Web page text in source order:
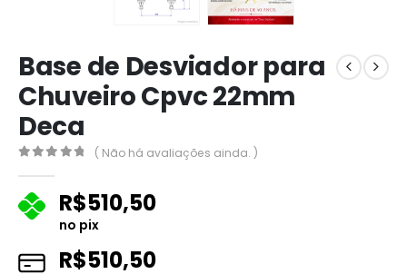
Base de Desviador para
Chuveiro Cpvc 22mm
Deca
( Não há avaliações ainda. )
R$510,50
no pix
R$510,50